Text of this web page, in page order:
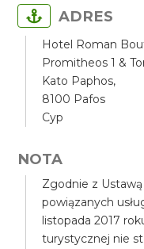
ADRES
Hotel Roman
Promitheos 1 &
Kato Paphos,
8100 Pafos
Cyp
NOTA
Zgodnie z
powiązanych
listopada 2017
turystycznej nie